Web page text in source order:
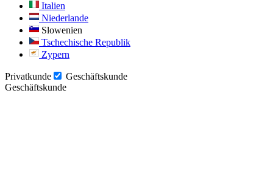
Italien
Niederlande
Slowenien
Tschechische Republik
Zypern
Privatkunde
Geschäftskunde
Geschäftskunde